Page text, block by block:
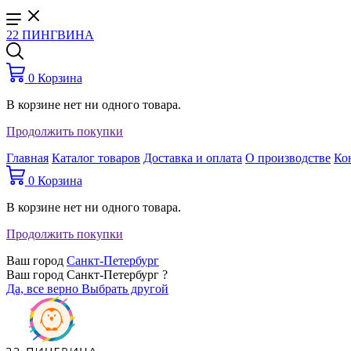
22 ПИНГВИНА
0 Корзина
В корзине нет ни одного товара.
Продолжить покупки
Главная Каталог товаров Доставка и оплата О производстве
0 Корзина
В корзине нет ни одного товара.
Продолжить покупки
Ваш город Санкт-Петербург
Ваш город Санкт-Петербург ?
Да, все верно Выбрать другой